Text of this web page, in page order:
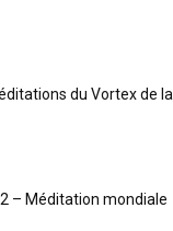
du Vortex de la
– Méditation mondiale